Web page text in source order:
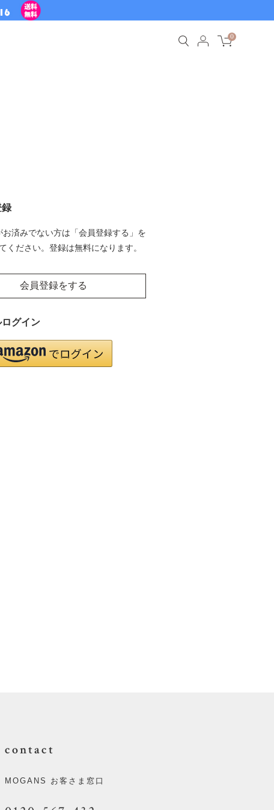
0
お済みでない方は「会員登録する」を
ください。登録は無料になります。
会員登録をする
グイン
contact
MOGANS お客さま窓口